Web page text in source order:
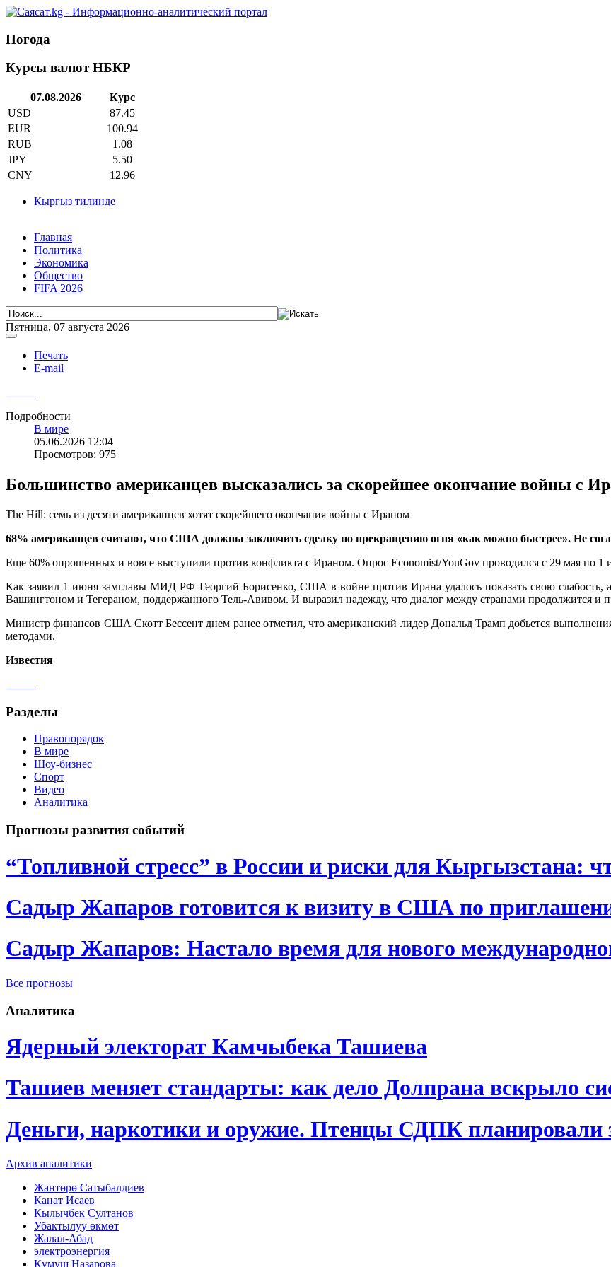
Погода
Курсы валют НБКР
07.08.2026
Курс
USD
87.45
EUR
100.94
RUB
1.08
JPY
5.50
CNY
12.96
Кыргыз тилинде
Главная
Политика
Экономика
Общество
FIFA 2026
Пятница, 07 августа 2026
Печать
E-mail
Подробности
В мире
05.06.2026 12:04
Просмотров: 975
Большинство американцев высказались за скорейшее окончание войны с
The Hill: семь из десяти американцев хотят скорейшего окончания войны с Ираном
68% американцев считают, что США должны заключить сделку по прекращению огня «как можно быстрее». Не
Еще 60% опрошенных и вовсе выступили против конфликта с Ираном. Опрос Economist/YouGov проводился с 29 мая по 1
Как заявил 1 июня замглавы МИД РФ Георгий Борисенко, США в войне против Ирана удалось показать свою
Вашингтоном и Тегераном, поддержанного Тель-Авивом. И выразил надежду, что диалог между странами продолжится и
Министр финансов США Скотт Бессент днем ранее отметил, что американский лидер Дональд Трамп добьется
методами.
Известия
Разделы
Правопорядок
В мире
Шоу-бизнес
Спорт
Видео
Аналитика
Прогнозы развития событий
“Топливной стресс” в России и риски для Кыргызстана:
Садыр Жапаров готовится к визиту в США по
Садыр Жапаров: Настало время для нового
Все прогнозы
Аналитика
Ядерный электорат Камчыбека Ташиева
Ташиев меняет стандарты: как дело Долпрана вскрыло
Деньги, наркотики и оружие. Птенцы СДПК планировали
Архив аналитики
Жантөрө Сатыбалдиев
Канат Исаев
Кылычбек Султанов
Убактылуу өкмөт
Жалал-Абад
электроэнергия
Күмүш Назарова